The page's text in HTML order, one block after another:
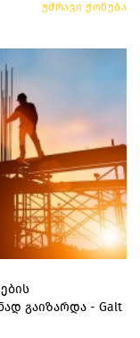
უძრავი ქონება
გაიზარდა - Galt